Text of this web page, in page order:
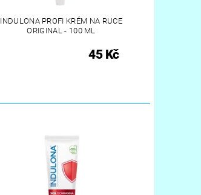
INDULONA PROFI KRÉM NA RUCE
ORIGINAL - 100 ML
45 Kč